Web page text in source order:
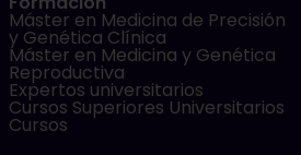
Máster en Medicina de Precisión
y Genética Clínica
Máster en Medicina y Genética
Reproductiva
Expertos universitarios
Cursos Superiores Universitarios
Cursos